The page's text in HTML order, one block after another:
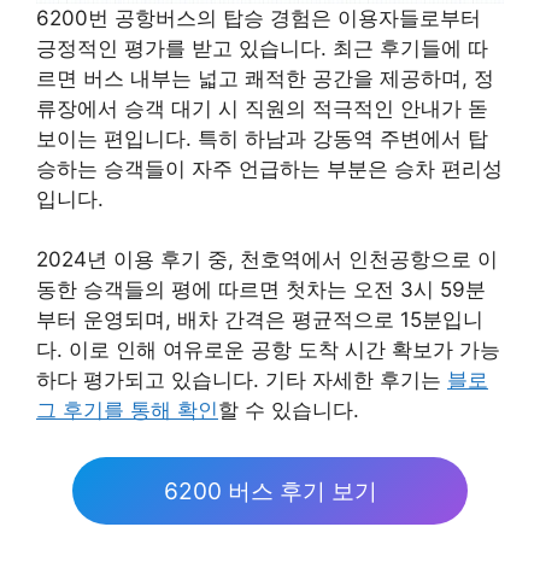
6200번 공항버스의 탑승 경험은 이용자들로부터
긍정적인 평가를 받고 있습니다. 최근 후기들에 따
르면 버스 내부는 넓고 쾌적한 공간을 제공하며, 정
류장에서 승객 대기 시 직원의 적극적인 안내가 돋
보이는 편입니다. 특히 하남과 강동역 주변에서 탑
승하는 승객들이 자주 언급하는 부분은 승차 편리성
입니다.
2024년 이용 후기 중, 천호역에서 인천공항으로 이
동한 승객들의 평에 따르면 첫차는 오전 3시 59분
부터 운영되며, 배차 간격은 평균적으로 15분입니
다. 이로 인해 여유로운 공항 도착 시간 확보가 가능
하다 평가되고 있습니다. 기타 자세한 후기는 블로
그 후기를 통해 확인할 수 있습니다.
6200 버스 후기 보기